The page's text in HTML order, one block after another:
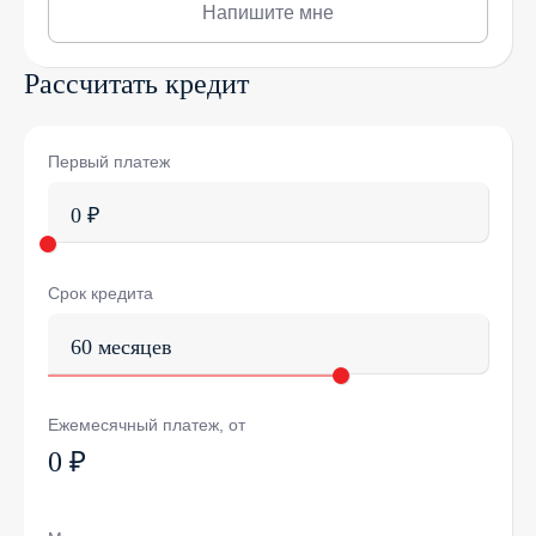
Напишите мне
Рассчитать кредит
Первый платеж
0 ₽
Срок кредита
60 месяцев
Ежемесячный платеж, от
0 ₽